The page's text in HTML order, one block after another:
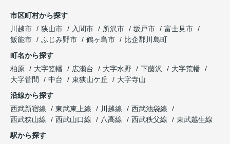
市区町村から探す
川越市
狭山市 入間市 所沢市 坂戸市
富士見市
飯能市
ふじみ野市 鶴ヶ島市
比企郡川島町
町名から探す
柏原
大字笠幡 広瀬台 大字水野 下藤沢
大字荒幡
大字菅間
中台 東狭山ケ丘
大字寺山
沿線から探す
西武新宿線
東武東上線 川越線
西武池袋線
西武狭山線
西武山口線 八高線 西武秩父線
東武越生線
駅から探す